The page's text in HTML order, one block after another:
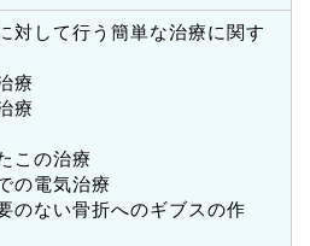
対して行う簡単な治療に関す
療
療
この治療
の電気治療
のない骨折へのギブスの作